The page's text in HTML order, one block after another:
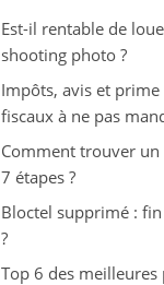
Est-il rentable de
shooting photo ?
Impôts, avis et
fiscaux à ne pas
Comment trouver un
7 étapes ?
Bloctel supprimé :
?
Top 6 des meilleures